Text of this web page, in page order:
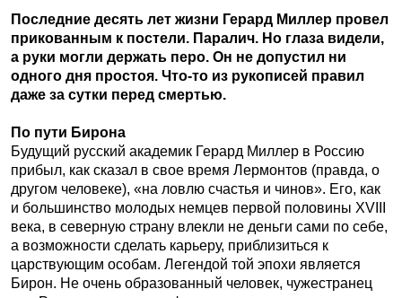
Последние десять лет жизни Герард Миллер провел
прикованным к постели. Паралич. Но глаза видели,
а руки могли держать перо. Он не допустил ни
одного дня простоя. Что-то из рукописей правил
даже за сутки перед смертью.
По пути Бирона
Будущий русский академик Герард Миллер в Россию
прибыл, как сказал в свое время Лермонтов (правда, о
другом человеке), «на ловлю счастья и чинов». Его, как
и большинство молодых немцев первой половины XVIII
века, в северную страну влекли не деньги сами по себе,
а возможности сделать карьеру, приблизиться к
царствующим особам. Легендой той эпохи является
Бирон. Не очень образованный человек, чужестранец